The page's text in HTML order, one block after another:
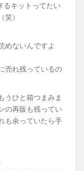
るキットってたい
）
めないんですよ
売れ残っているの
うひと箱つまみま
の再販も残ってい
も余っていたら手